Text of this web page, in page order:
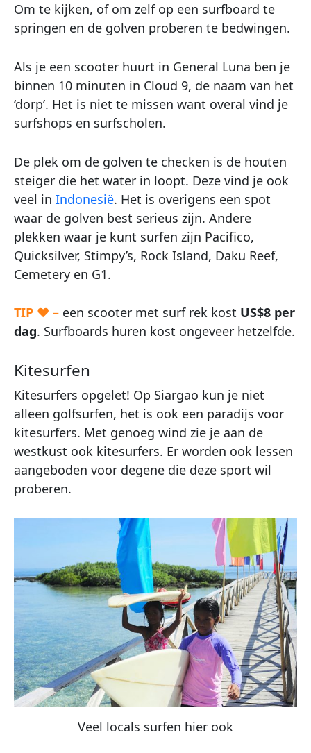
Om te kijken, of om zelf op een surfboard te
springen en de golven proberen te bedwingen.
Als je een scooter huurt in General Luna ben je
binnen 10 minuten in Cloud 9, de naam van het
‘dorp’. Het is niet te missen want overal vind je
surfshops en surfscholen.
De plek om de golven te checken is de houten
steiger die het water in loopt. Deze vind je ook
veel in Indonesië. Het is overigens een spot
waar de golven best serieus zijn. Andere
plekken waar je kunt surfen zijn Pacifico,
Quicksilver, Stimpy’s, Rock Island, Daku Reef,
Cemetery en G1.
TIP ♥ – een scooter met surf rek kost US$8 per
dag. Surfboards huren kost ongeveer hetzelfde.
Kitesurfen
Kitesurfers opgelet! Op Siargao kun je niet
alleen golfsurfen, het is ook een paradijs voor
kitesurfers. Met genoeg wind zie je aan de
westkust ook kitesurfers. Er worden ook lessen
aangeboden voor degene die deze sport wil
proberen.
Veel locals surfen hier ook